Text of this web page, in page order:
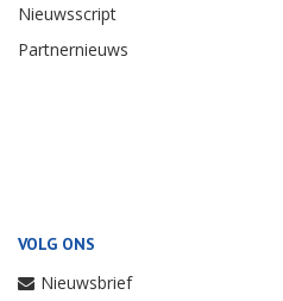
Nieuwsscript
Partnernieuws
VOLG ONS
Nieuwsbrief